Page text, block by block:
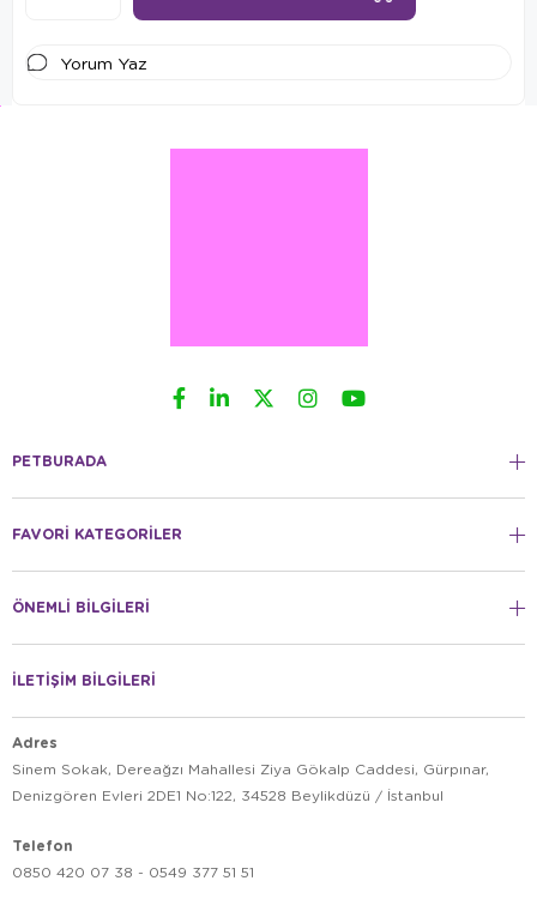
Yorum Yaz
PETBURADA
FAVORİ KATEGORİLER
ÖNEMLİ BİLGİLERİ
İLETİŞİM BİLGİLERİ
Adres
Sinem Sokak, Dereağzı Mahallesi Ziya Gökalp Caddesi, Gürpınar,
Denizgören Evleri 2DE1 No:122, 34528 Beylikdüzü / İstanbul
Telefon
0850 420 07 38 - 0549 377 51 51